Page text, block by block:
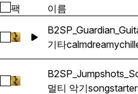
팩 이름
기타calmdreamy
멀티 악기